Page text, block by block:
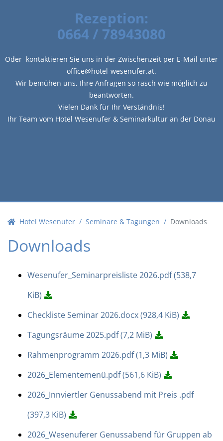
Rezeption:
0664 / 78943080
Oder kontaktieren Sie uns in der Zwischenzeit per E-Mail unter
office@hotel-wesenufer.at.
Wir bemühen uns, Ihre Anfragen so rasch wie möglich zu
beantworten.
Vielen Dank für Ihr Verständnis!
Ihr Team vom Hotel Wesenufer & Seminarkultur an der Donau
Hotel Wesenufer Seminare & Tagungen Downloads
Downloads
Wesenufer_Seminarpreisliste 2026.pdf(538,7
KiB)
Checkliste Seminar 2026.docx(928,4 KiB)
Tagungsräume 2025.pdf(7,2 MiB)
Rahmenprogramm 2026.pdf(1,3 MiB)
2026_Elementemenü.pdf(561,6 KiB)
2026_Innviertler Genussabend mit Preis .pdf
(397,3 KiB)
2026_Wesenuferer Genussabend für Gruppen ab